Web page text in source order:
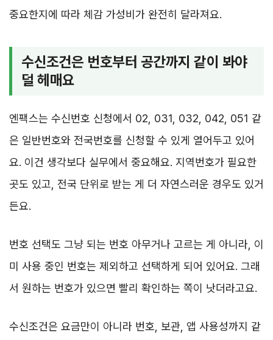
중요한지에 따라 체감 가성비가 완전히 달라져요.
수신조건은 번호부터 공간까지 같이 봐야
덜 헤매요
엔팩스는 수신번호 신청에서 02, 031, 032, 042, 051 같
은 일반번호와 전국번호를 신청할 수 있게 열어두고 있어
요. 이건 생각보다 실무에서 중요해요. 지역번호가 필요한
곳도 있고, 전국 단위로 받는 게 더 자연스러운 경우도 있거
든요.
번호 선택도 그냥 되는 번호 아무거나 고르는 게 아니라, 이
미 사용 중인 번호는 제외하고 선택하게 되어 있어요. 그래
서 원하는 번호가 있으면 빨리 확인하는 쪽이 낫더라고요.
수신조건은 요금만이 아니라 번호, 보관, 앱 사용성까지 같